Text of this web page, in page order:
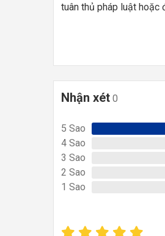
tuân thủ pháp luật hoặc
Nhận xét 0
5 Sao
4 Sao
3 Sao
2 Sao
1 Sao